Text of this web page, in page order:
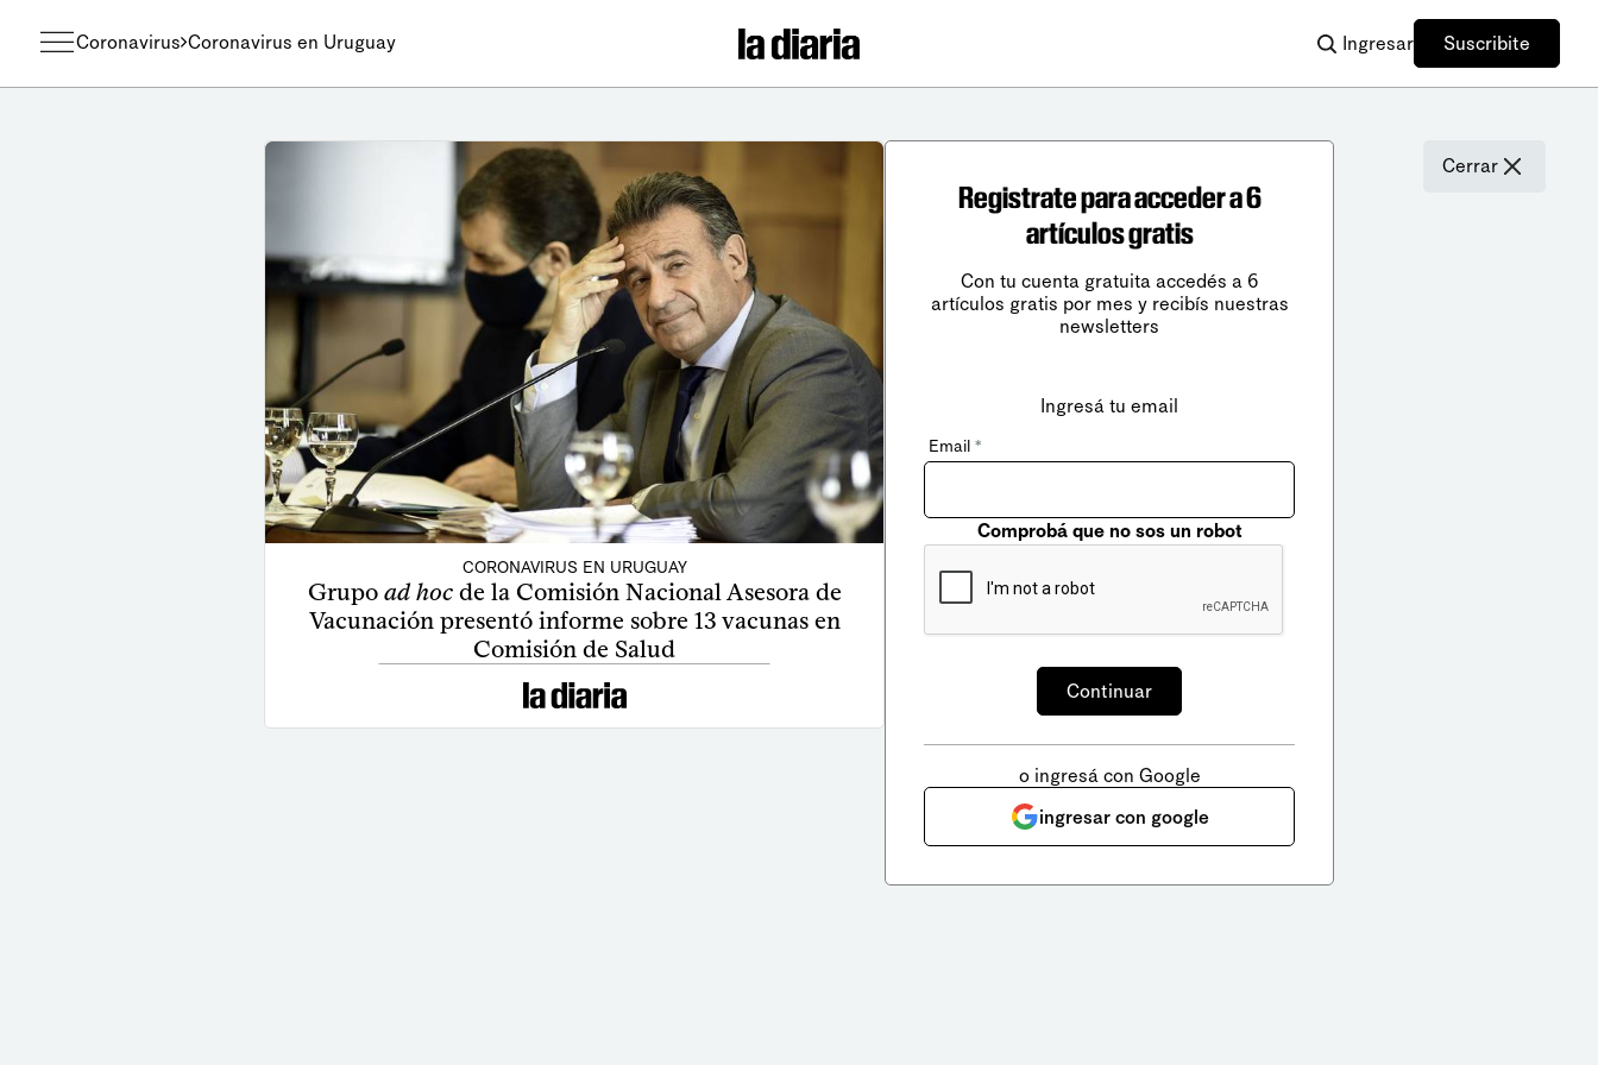
Coronavirus Coronavirus en Uruguay Ingresar Suscribite
CORONAVIRUS EN URUGUAY
Grupo ad hocde la Comisión Nacional Asesora de
Vacunación presentó informe sobre 13 vacunas en
Comisión de Salud
Cerrar
Registrate para acceder a 6
artículos gratis
Con tu cuenta gratuita accedés a 6
artículos gratis por mes y recibís nuestras
newsletters
Ingresá tu email
Email *
Comprobá que no sos un robot
o ingresá con Google
ingresar con google